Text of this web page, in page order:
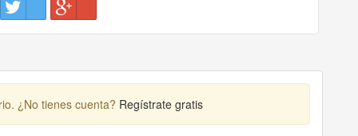
¿No tienes cuenta? Regístrate gratis